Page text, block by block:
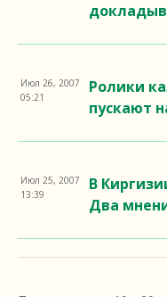
Ролики
пускают
Июл 26, 2007
05:21
В
Два
Июл 25, 2007
13:39